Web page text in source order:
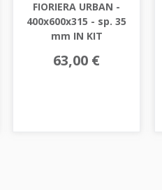
FIORIERA URBAN -
400x600x315 - sp. 35
mm IN KIT
63,00 €